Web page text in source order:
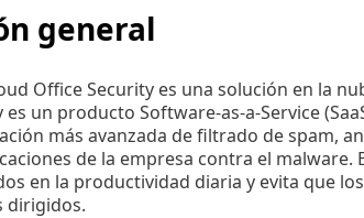
general
Office Security es una solución en la
es un producto Software-as-a-Service
más avanzada de filtrado de spam,
de la empresa contra el
en la productividad diaria y evita que
dirigidos.